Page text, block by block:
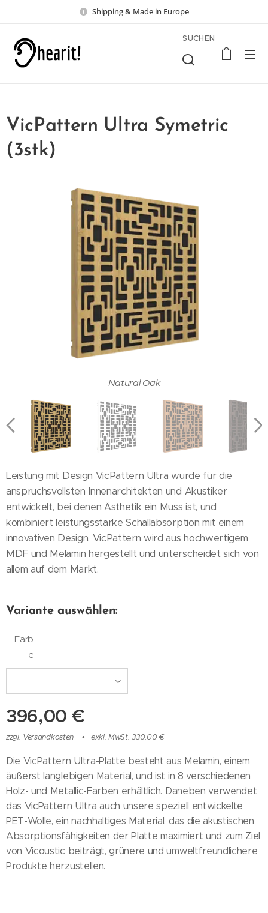
Shipping & Made in Europe
SUCHEN
VicPattern Ultra Symetric
(3stk)
Natural Oak
White Mate
Locarno Cherry
Wenge
Brown Oak
Copper Metalic
Gold Metalic
Black Mate
Leistung mit Design VicPattern Ultra wurde für die
anspruchsvollsten Innenarchitekten und Akustiker
entwickelt, bei denen Ästhetik ein Muss ist, und
kombiniert leistungsstarke Schallabsorption mit einem
innovativen Design. VicPattern wird aus hochwertigem
MDF und Melamin hergestellt und unterscheidet sich von
allem auf dem Markt.
Variante auswählen:
Farb
e
396,00 €
zzgl. Versandkosten exkl. MwSt. 330,00 €
Die VicPattern Ultra-Platte besteht aus Melamin, einem
äußerst langlebigen Material, und ist in 8 verschiedenen
Holz- und Metallic-Farben erhältlich. Daneben verwendet
das VicPattern Ultra auch unsere speziell entwickelte
PET-Wolle, ein nachhaltiges Material, das die akustischen
Absorptionsfähigkeiten der Platte maximiert und zum Ziel
von Vicoustic beiträgt, grünere und umweltfreundlichere
Produkte herzustellen.